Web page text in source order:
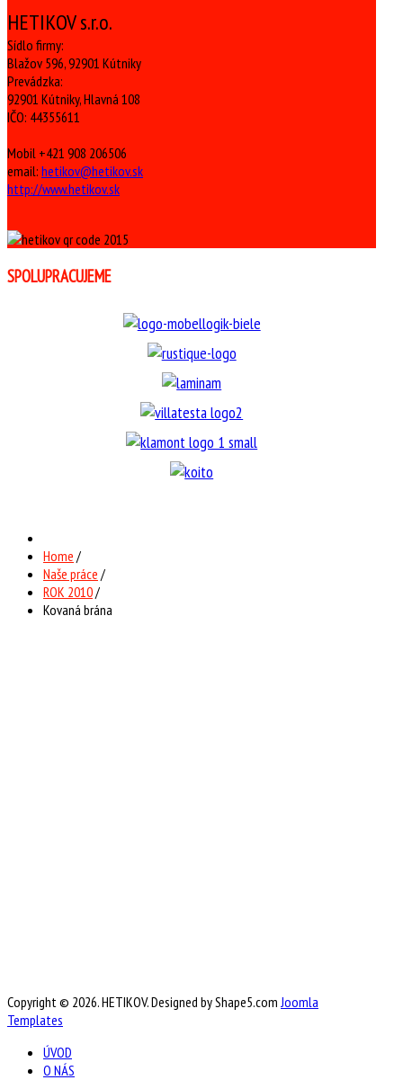
HETIKOV s.r.o.
Sídlo firmy:
Blažov 596, 92901 Kútniky
Prevádzka:
92901 Kútniky, Hlavná 108
IČO: 44355611
Mobil +421 908 206506
email: hetikov@hetikov.sk
http://www.hetikov.sk
SPOLUPRACUJEME
Home /
Naše práce /
ROK 2010/
Kovaná brána
Copyright © 2026. HETIKOV. Designed by Shape5.com Joomla
Templates
ÚVOD
O NÁS